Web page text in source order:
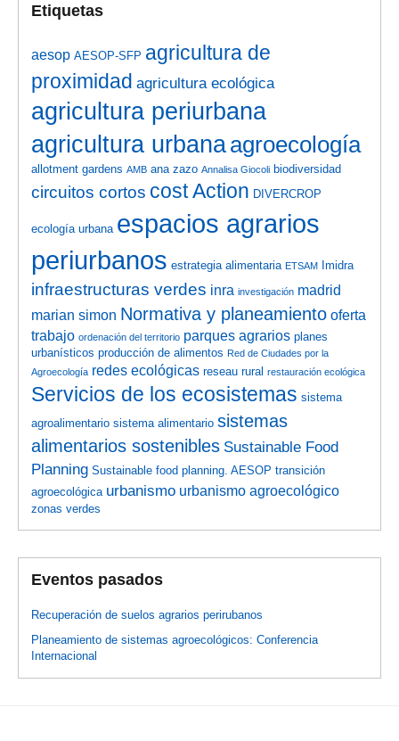
Etiquetas
aesop AESOP-SFP agricultura de
proximidad agricultura ecológica
agricultura periurbana
agricultura urbanaagroecología
allotment gardens AMB ana zazo Annalisa Giocoli biodiversidad
circuitos cortos cost Action DIVERCROP
ecología urbana espacios agrarios
periurbanos estrategia alimentaria ETSAM Imidra
infraestructuras verdes inra investigación madrid
marian simon Normativa y planeamiento oferta
trabajo ordenación del territorio parques agrarios planes
urbanísticos producción de alimentos Red de Ciudades por la
Agroecología redes ecológicas reseau rural restauración ecológica
Servicios de los ecosistemas sistema
agroalimentario sistema alimentario sistemas
alimentarios sostenibles Sustainable Food
Planning Sustainable food planning. AESOP transición
agroecológica urbanismo urbanismo agroecológico
zonas verdes
Eventos pasados
Recuperación de suelos agrarios perirubanos
Planeamiento de sistemas agroecológicos: Conferencia
Internacional